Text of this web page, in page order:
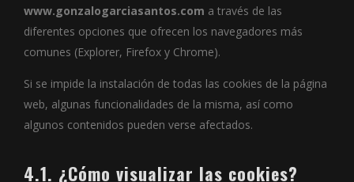
www.gonzalogarciasantos.com a través de las
diferentes opciones que ofrecen los navegadores más
comunes (Explorer, Firefox y Chrome).
Si se impide la instalación de todas las cookies de la página
web, algunas funcionalidades de la misma, así como
algunos contenidos pueden verse afectados.
4.1. ¿Cómo visualizar las cookies?